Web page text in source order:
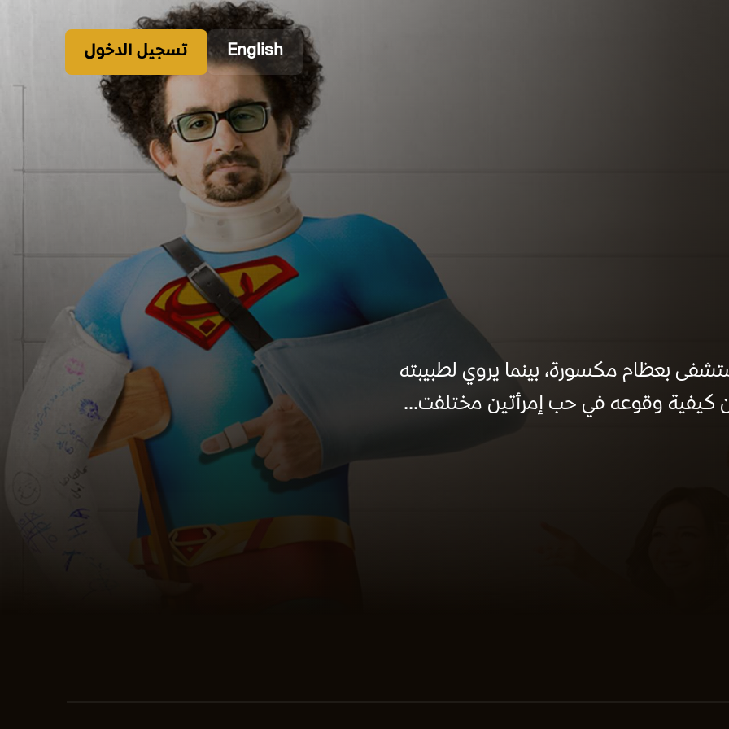
English تسجيل الدخول
بعظام مكسورة، بينما يروي لطبيبته
كيفية وقوعه في حب إمرأتين مختلفت...